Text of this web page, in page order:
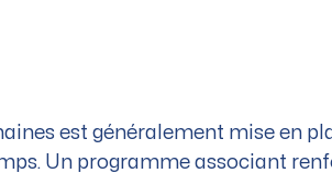
est généralement mise en
Un programme associant